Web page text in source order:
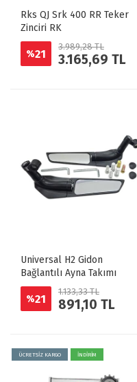
Rks QJ Srk 400 RR Teker
Zinciri RK
%21
3.989,28 TL
3.165,69 TL
Universal H2 Gidon
Bağlantılı Ayna Takımı
%21
1.133,33 TL
891,10 TL
ÜCRETSİZ KARGO İNDİRİM